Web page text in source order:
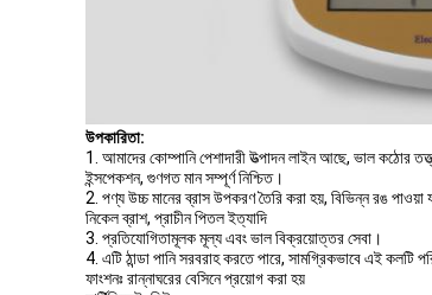
উপকারিতা:
1. আমাদের কোম্পানি পেশাদারী উত্পাদন লাইন আছে, ভাল কঠোর
ইন্সপেকশন, গুণগত মান সম্পূর্ণ নিশ্চিত।
2. পণ্য উচ্চ মানের ব্রাস উপকরণ তৈরি করা হয়, বিভিন্ন রঙ পাওয়া
নিকেল ব্রাশ, প্রাচীন পিতল ইত্যাদি
3. প্রতিযোগিতামূলক মূল্য এবং ভাল বিক্রয়োত্তর সেবা।
4. এটি ঠান্ডা পানি সরবরাহ করতে পারে, সামগ্রিকভাবে এই কলটি
ফাংশনঃ রান্নাঘরের বেসিনে প্রয়োগ করা হয়